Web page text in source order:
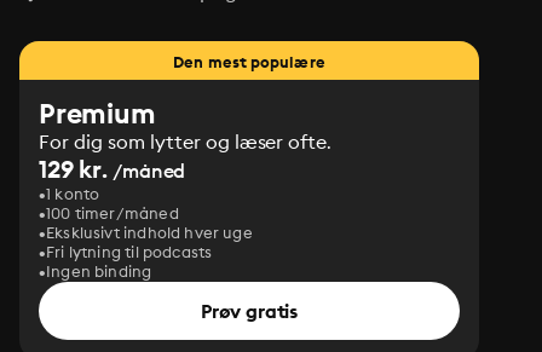
Den mest populære
Premium
For dig som lytter og læser ofte.
129 kr. /måned
1 konto
100 timer/måned
Eksklusivt indhold hver uge
Fri lytning til podcasts
Ingen binding
Prøv gratis